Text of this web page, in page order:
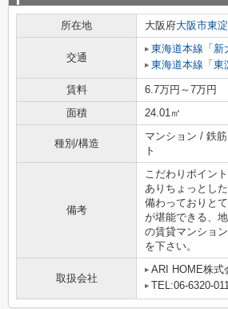
所在地 大阪府大阪市東
交通
東海道本線 「 新
東海道本線 「 東
賃料 6.7万円～7万円
面積
24.01㎡
種別/構造
マンション / 鉄
ト
備考
こだわりポイン
ありちょっとし
備わっておりと
が堪能できる、
の賃貸マンショ
を下さい。
取扱会社
ARI HOME株
TEL:06-6320-